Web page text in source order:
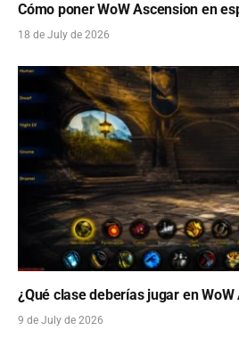
Cómo poner WoW Ascension en
18 de July de 2026
¿Qué clase deberías jugar en WoW
9 de July de 2026